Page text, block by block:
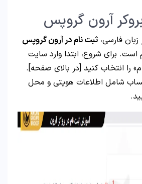
آرون گروپس
فارسی، ثبت نام در آرون گروپس
برای شروع، ابتدا وارد سایت
را انتخاب کنید [در بالای صفحه].
شامل اطلاعات هویتی و محل